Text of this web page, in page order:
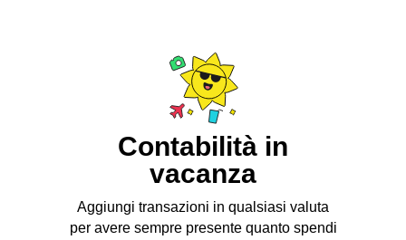
Aggiungi transazioni in qualsiasi valuta
per avere sempre presente quanto spendi
Contabilità in
vacanza